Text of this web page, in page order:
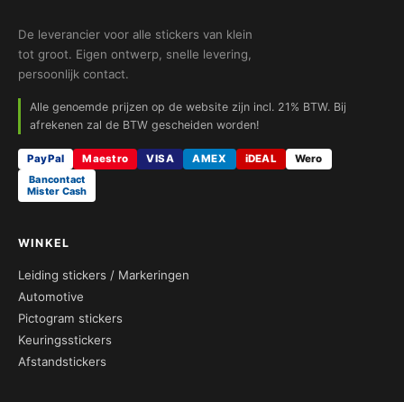
De leverancier voor alle stickers van klein
tot groot. Eigen ontwerp, snelle levering,
persoonlijk contact.
Alle genoemde prijzen op de website zijn incl. 21% BTW. Bij
afrekenen zal de BTW gescheiden worden!
PayPal Maestro VISA AMEX iDEAL
Wero
Bancontact
Mister Cash
WINKEL
Leiding stickers / Markeringen
Automotive
Pictogram stickers
Keuringsstickers
Afstandstickers